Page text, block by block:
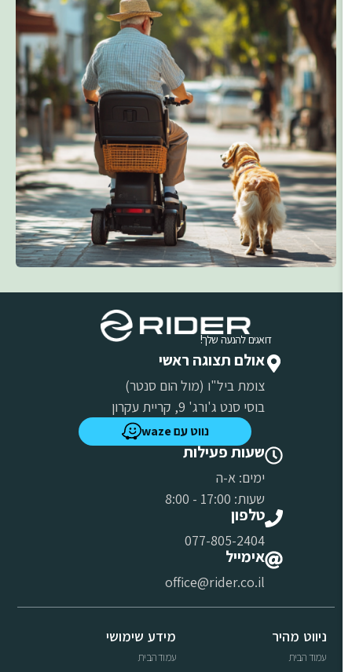
דואגים להנעה שלך!
אולם תצוגה ראשי
צומת ביל"ו (מול הום סנטר)
בוסי סנט ג'ורג' 9, קריית עקרון
נווט עם waze
שעות פעילות
ימים: א-ה
שעות: 17:00 - 8:00
טלפון
077-805-2404
אימייל
office@rider.co.il
ניווט מהיר
עמוד הבית
מידע שימושי
עמוד הבית